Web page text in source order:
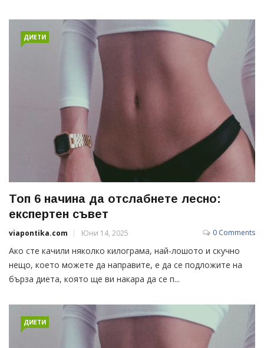
ДИЕТИ
Топ 6 начина да отслабнете лесно:
експертен съвет
viapontika.com Юни 14, 2025 0 Comments
Ако сте качили няколко килограма, най-лошото и скучно
нещо, което можете да направите, е да се подложите на
бърза диета, която ще ви накара да се п...
ДИЕТИ